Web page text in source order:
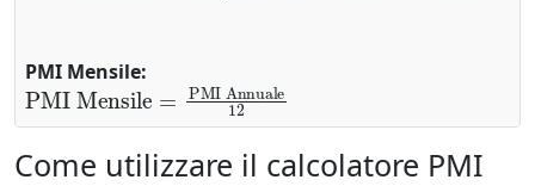
PMI Mensile:
PMI Mensile
PMI Annuale12
Come utilizzare il calcolatore PMI